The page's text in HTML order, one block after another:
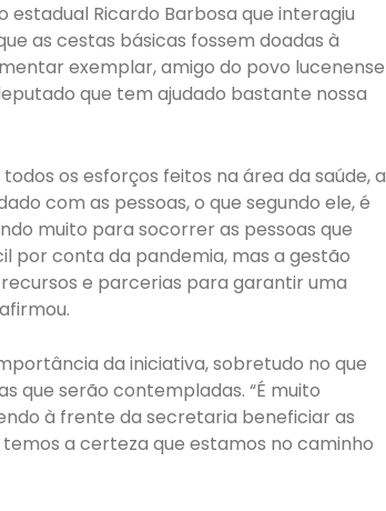
Ricardo Barbosa que interagiu
as cestas básicas fossem doadas à
exemplar, amigo do povo lucenense
que tem ajudado bastante nossa
os esforços feitos na área da saúde, a
com as pessoas, o que segundo ele, é
muito para socorrer as pessoas que
por conta da pandemia, mas a gestão
e parcerias para garantir uma
da iniciativa, sobretudo no que
que serão contempladas. “É muito
à frente da secretaria beneficiar as
a certeza que estamos no caminho